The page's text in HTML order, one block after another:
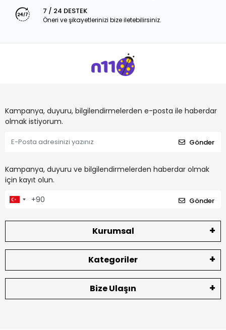
7 / 24 DESTEK
Öneri ve şikayetlerinizi bize iletebilirsiniz.
Kampanya, duyuru, bilgilendirmelerden e-posta ile haberdar
olmak istiyorum.
Gönder
Kampanya, duyuru ve bilgilendirmelerden haberdar olmak
için kayıt olun.
Gönder
Kurumsal
Kategoriler
Bize Ulaşın